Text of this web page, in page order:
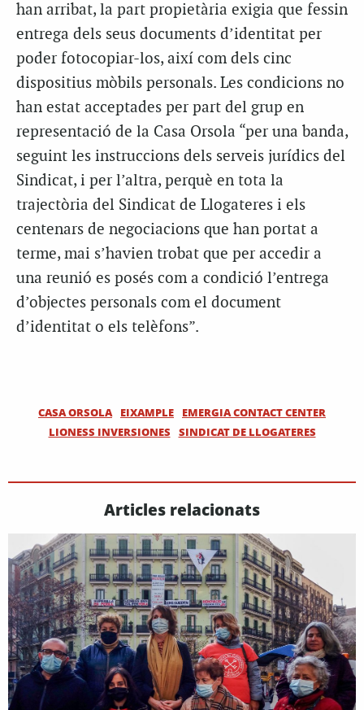
han arribat, la part propietària exigia que fessin
entrega dels seus documents d’identitat per
poder fotocopiar-los, així com dels cinc
dispositius mòbils personals. Les condicions no
han estat acceptades per part del grup en
representació de la Casa Orsola “per una banda,
seguint les instruccions dels serveis jurídics del
Sindicat, i per l’altra, perquè en tota la
trajectòria del Sindicat de Llogateres i els
centenars de negociacions que han portat a
terme, mai s’havien trobat que per accedir a
una reunió es posés com a condició l’entrega
d’objectes personals com el document
d’identitat o els telèfons”.
CASA ORSOLA EIXAMPLE
EMERGIA CONTACT CENTER
LIONESS INVERSIONES
SINDICAT DE LLOGATERES
Articles relacionats